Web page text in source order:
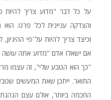
על כל דבר "מדוע צריך להיות
והצדקה עניינית לכל פרט.
וכיצד צריך להיות על־פי
אם ישאלו אדם "מדוע אתה עושה
"כך הוא הטבע שלי", זה עצמו
התואר. ייתכן שאת המעשים
החכמה ביותר, אולם עצם